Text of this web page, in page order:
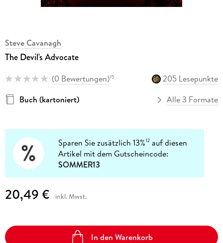
Steve Cavanagh
The Devil's Advocate
(0 Bewertungen)15
205 Lesepunkte
Buch (kartoniert)
Alle 3 Formate
Sparen Sie zusätzlich 13%12 auf diesen
Artikel mit dem Gutscheincode:
SOMMER13
20,49 € inkl. Mwst.
In den Warenkorb